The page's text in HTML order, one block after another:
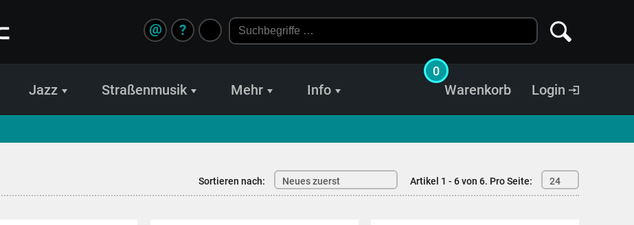
?
@
Jazz Straßenmusik Mehr Info Login
Warenkorb
0
Sortieren nach: Neues zuerst Artikel 1 - 6 von 6. Pro Seite: 24